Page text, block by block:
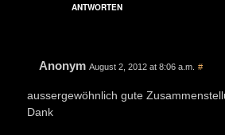
ANTWORTEN
Anonym August 2, 2012 at 8:06 a.m. #
aussergewöhnlich gute
Dank